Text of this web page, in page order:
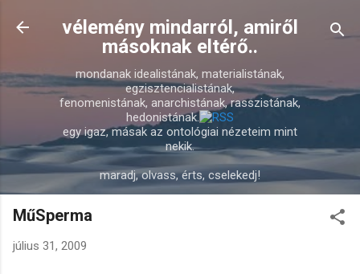
Ugrás a fő tartalomra
vélemény mindarról, amiről
másoknak eltérő..
mondanak idealistának, materialistának,
egzisztencialistának,
fenomenistának, anarchistának, rasszistának,
hedonistának.
egy igaz, másak az ontológiai nézeteim mint
nekik.
maradj, olvass, érts, cselekedj!
MűSperma
július 31, 2009